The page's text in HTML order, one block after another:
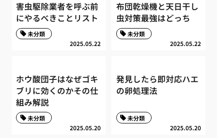
害虫駆除業者を呼ぶ前
にやるべきことリスト
2025.05.22
未分類
布団乾燥機と天日干し
虫対策最強はどっち
2025.05.22
未分類
ホウ酸団子はなぜゴキ
ブリに効くのかその仕
組み解説
2025.05.20
未分類
発見したら即対応ハエ
の卵処理法
2025.05.20
未分類